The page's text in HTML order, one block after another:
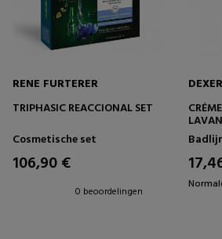
RENE FURTERER
TRIPHASIC REACCIONAL SET
Cosmetische set
106,90 €
0 beoordelingen